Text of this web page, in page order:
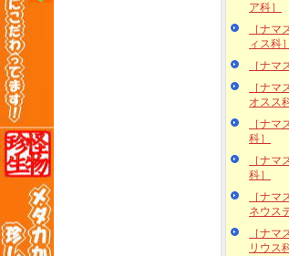
ア科］
［ナマ
ィス科］
［ナマ
［ナマ
オスス
［ナマ
科］
［ナマ
科］
［ナマ
ネウス
［ナマ
リウス